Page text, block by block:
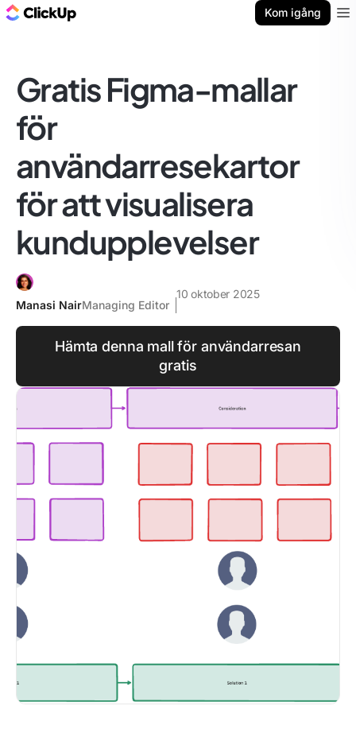
Kom igång
Gratis Figma-mallar
för
användarresekartor
för att visualisera
kundupplevelser
Manasi NairManaging Editor
10 oktober 2025
Hämta denna mall för användarresan
gratis